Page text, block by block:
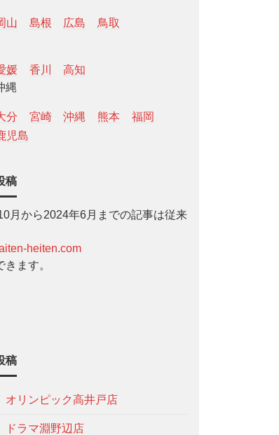
山 島根 広島
鳥取
媛 香川
高知
縄
分 宮崎 沖縄 熊本
福岡
児島
稿
月から2024年6月までの記事は従来
heiten.com
きます。
稿
オリンピック高井戸店
ドラマ淵野辺店